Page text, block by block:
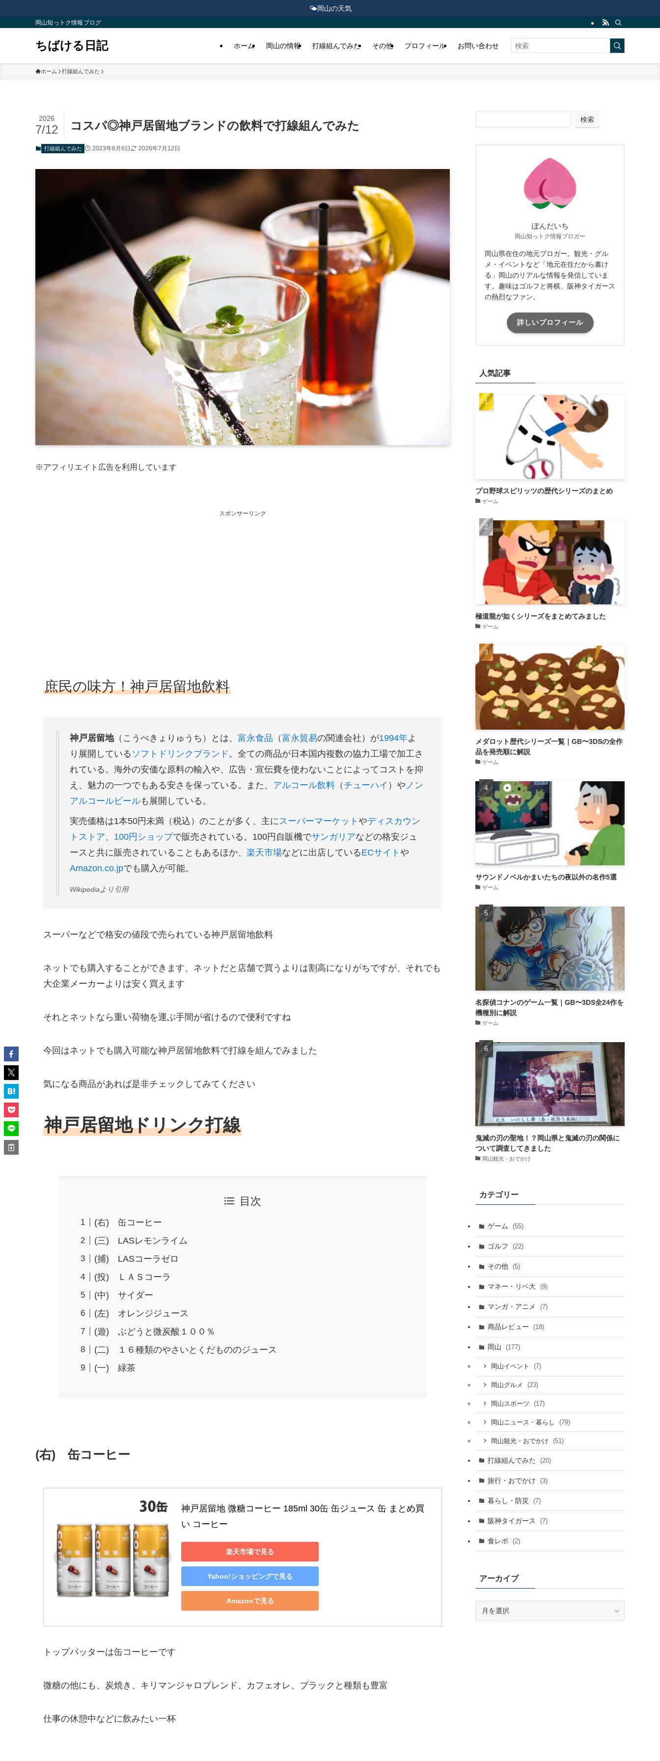
🌤️岡山の天気
岡山知っトク情報ブログ
ちばける日記 ホーム 岡山の情報 打線組んでみた その他 プロフィール お問い合わせ
ホーム 打線組んでみた
コスパ◎神戸居留地ブランドの飲料で打線組んでみた
2026
7/12
打線組んでみた 2023年6月6日 2026年7月12日
※アフィリエイト広告を利用しています
スポンサーリンク
庶民の味方！神戸居留地飲料
神戸居留地（こうべきょりゅうち）とは、 富永食品 （富永貿易の関連会社）が1994年よ
り展開している ソフトドリンク ブランド。全ての商品が日本国内複数の協力工場で加工さ
れている。海外の安価な原料の輸入や、広告・宣伝費を使わないことによってコストを抑
え、魅力の一つでもある安さを保っている。また、 アルコール飲料 （ チューハイ ）や ノン
アルコールビールも展開している。
実売価格は1本50円未満（税込）のことが多く、主にスーパーマーケット やディスカウン
トストア、 100円ショップで販売されている。100円自販機でサンガリアなどの格安ジュ
ースと共に販売されていることもあるほか、 楽天市場などに出店しているECサイト や
Amazon.co.jpでも購入が可能。
Wikipediaより引用
スーパーなどで格安の値段で売られている神戸居留地飲料
ネットでも購入することができます、ネットだと店舗で買うよりは割高になりがちですが、それでも
大企業メーカーよりは安く買えます
それとネットなら重い荷物を運ぶ手間が省けるので便利ですね
今回はネットでも購入可能な神戸居留地飲料で打線を組んでみました
気になる商品があれば是非チェックしてみてください
神戸居留地ドリンク打線
目次
(右) 缶コーヒー
(三) LASレモンライム
(捕) LASコーラゼロ
(投) ＬＡＳコーラ
(中) サイダー
(左) オレンジジュース
(遊) ぶどうと微炭酸１００％
(二) １６種類のやさいとくだもののジュース
(一) 緑茶
(右) 缶コーヒー
神戸居留地 微糖コーヒー 185ml 30缶 缶ジュース 缶 まとめ買
い コーヒー
楽天市場で見る
Yahoo!ショッピングで見る
Amazonで見る
トップバッターは缶コーヒーです
微糖の他にも、炭焼き、キリマンジャロブレンド、カフェオレ、ブラックと種類も豊富
仕事の休憩中などに飲みたい一杯
検索
ぽんだいち
岡山知っトク情報ブロガー
岡山県在住の地元ブロガー。観光・グル
メ・イベントなど「地元在住だから書け
る」岡山のリアルな情報を発信していま
す。趣味はゴルフと将棋、阪神タイガース
の熱烈なファン。
詳しいプロフィール
人気記事
プロ野球スピリッツの歴代シリーズのまとめ
ゲーム
極道龍が如くシリーズをまとめてみました
ゲーム
メダロット歴代シリーズ一覧｜GB〜3DSの全作
品を発売順に解説
ゲーム
サウンドノベルかまいたちの夜以外の名作5選
ゲーム
名探偵コナンのゲーム一覧｜GB〜3DS全24作を
機種別に解説
ゲーム
鬼滅の刃の聖地！？岡山県と鬼滅の刃の関係に
ついて調査してきました
岡山観光・おでかけ
カテゴリー
ゲーム (55)
ゴルフ (22)
その他 (5)
マネー・リベ大 (9)
マンガ・アニメ (7)
商品レビュー (18)
岡山 (177)
岡山イベント (7)
岡山グルメ (23)
岡山スポーツ (17)
岡山ニュース・暮らし (79)
岡山観光・おでかけ (51)
打線組んでみた (20)
旅行・おでかけ (3)
暮らし・防災 (7)
阪神タイガース (7)
食レポ (2)
アーカイブ